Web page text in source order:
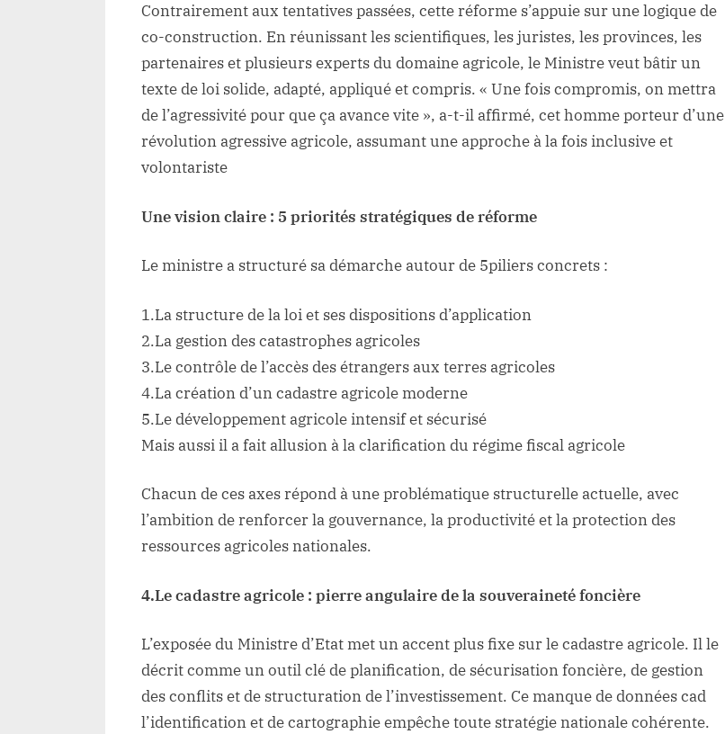
Contrairement aux tentatives passées, cette réforme s’appuie sur une logique de
co-construction. En réunissant les scientifiques, les juristes, les provinces, les
partenaires et plusieurs experts du domaine agricole, le Ministre veut bâtir un
texte de loi solide, adapté, appliqué et compris. « Une fois compromis, on mettra
de l’agressivité pour que ça avance vite », a-t-il affirmé, cet homme porteur d’une
révolution agressive agricole, assumant une approche à la fois inclusive et
volontariste
Une vision claire : 5 priorités stratégiques de réforme
Le ministre a structuré sa démarche autour de 5piliers concrets :
1.La structure de la loi et ses dispositions d’application
2.La gestion des catastrophes agricoles
3.Le contrôle de l’accès des étrangers aux terres agricoles
4.La création d’un cadastre agricole moderne
5.Le développement agricole intensif et sécurisé
Mais aussi il a fait allusion à la clarification du régime fiscal agricole
Chacun de ces axes répond à une problématique structurelle actuelle, avec
l’ambition de renforcer la gouvernance, la productivité et la protection des
ressources agricoles nationales.
4.Le cadastre agricole : pierre angulaire de la souveraineté foncière
L’exposée du Ministre d’Etat met un accent plus fixe sur le cadastre agricole. Il le
décrit comme un outil clé de planification, de sécurisation foncière, de gestion
des conflits et de structuration de l’investissement. Ce manque de données cad
l’identification et de cartographie empêche toute stratégie nationale cohérente.